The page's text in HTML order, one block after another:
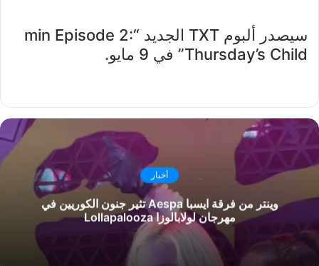
سيصدر ألبوم TXT الجديد “min Episode 2:
Thursday’s Child” في 9 مايو.
أخبار
وينتر من فرقة ايسبا Aespa تثير جنون الكوريين في
مهرجان لولابالوزا Lollapalooza